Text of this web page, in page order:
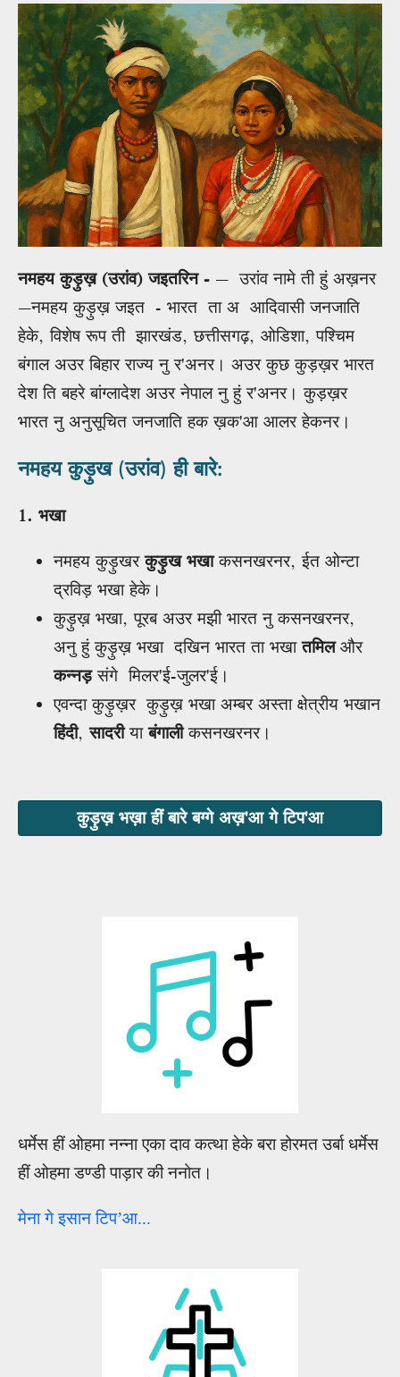
नमहय कुड़ुख़ (उरांव) जइतरिन - — उरांव नामे ती हुं अख़नर
—नमहय कुड़ुख़ जइत - भारत ता अ आदिवासी जनजाति
हेके, विशेष रूप ती झारखंड, छत्तीसगढ़, ओडिशा, पश्चिम
बंगाल अउर बिहार राज्य नु र'अनर। अउर कुछ कुड़ख़र भारत
देश ति बहरे बांग्लादेश अउर नेपाल नु हुं र'अनर। कुड़ख़र
भारत नु अनुसूचित जनजाति हक ख़क'आ आलर हेकनर।
नमहय कुड़ुख (उरांव) ही बारे:
1. भखा
नमहय कुड़ुखरकुड़ुख भखाकसनखरनर, ईत ओन्टा
द्रविड़ भखा हेके।
कुड़ुख़ भखा, पूरब अउर मझी भारत नु कसनखरनर,
अनु हुं कुड़ुख़ भखा दखिन भारत ता भखातमिलऔर
कन्नड़संगे मिलर'ई-जुलर'ई।
एवन्दा कुड़ुख़र कुड़ुख़ भखा अम्बर अस्ता क्षेत्रीय भखान
हिंदी,सादरीयाबंगालीकसनखरनर।
कुड़ुख़ भख़ा हीं बारे बग्गे अख़'आ गे टिप'आ
धर्मेस हीं ओहमा नन्ना एका दाव कत्था हेके बरा होरमत उर्बा धर्मेस
हीं ओहमा डण्डी पाड़ार की ननोत।
मेना गे इसान टिप’आ...